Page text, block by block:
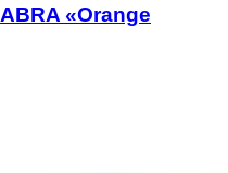
«Orange